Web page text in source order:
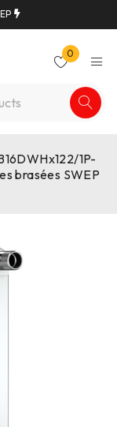
0
1P-
brasées SWEP